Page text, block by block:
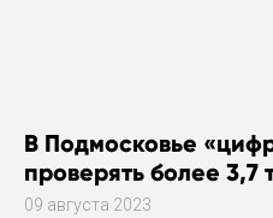
В Подмосковье
проверять более
09 августа 2023